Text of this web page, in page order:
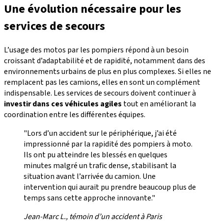
Une évolution nécessaire pour les
services de secours
L’usage des motos par les pompiers répond à un besoin
croissant d’adaptabilité et de rapidité, notamment dans des
environnements urbains de plus en plus complexes. Si elles ne
remplacent pas les camions, elles en sont un complément
indispensable. Les services de secours doivent continuer à
investir dans ces véhicules agiles tout en améliorant la
coordination entre les différentes équipes.
"Lors d’un accident sur le périphérique, j’ai été
impressionné par la rapidité des pompiers à moto.
Ils ont pu atteindre les blessés en quelques
minutes malgré un trafic dense, stabilisant la
situation avant l’arrivée du camion. Une
intervention qui aurait pu prendre beaucoup plus de
temps sans cette approche innovante."
Jean-Marc L., témoin d’un accident à Paris